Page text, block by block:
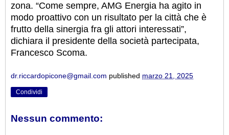
zona. “Come sempre, AMG Energia ha agito in
modo proattivo con un risultato per la città che è
frutto della sinergia fra gli attori interessati”,
dichiara il presidente della società partecipata,
Francesco Scoma.
dr.riccardopicone@gmail.com published marzo 21, 2025
Condividi
Nessun commento: